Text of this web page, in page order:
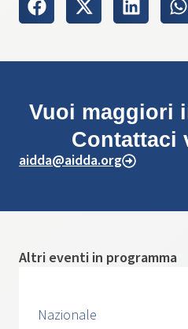
Vuoi maggiori
Contattaci
aidda@aidda.org
Altri eventi in programma
Nazionale